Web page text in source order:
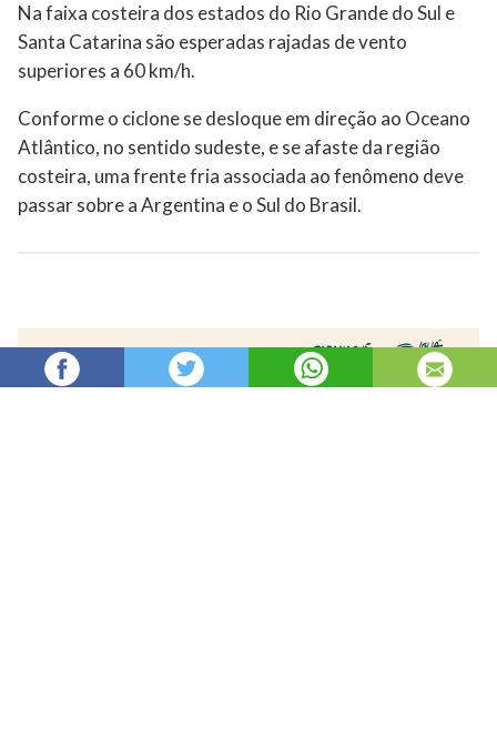
Na faixa costeira dos estados do Rio Grande do Sul e
Santa Catarina são esperadas rajadas de vento
superiores a 60 km/h.
Conforme o ciclone se desloque em direção ao Oceano
Atlântico, no sentido sudeste, e se afaste da região
costeira, uma frente fria associada ao fenômeno deve
passar sobre a Argentina e o Sul do Brasil.